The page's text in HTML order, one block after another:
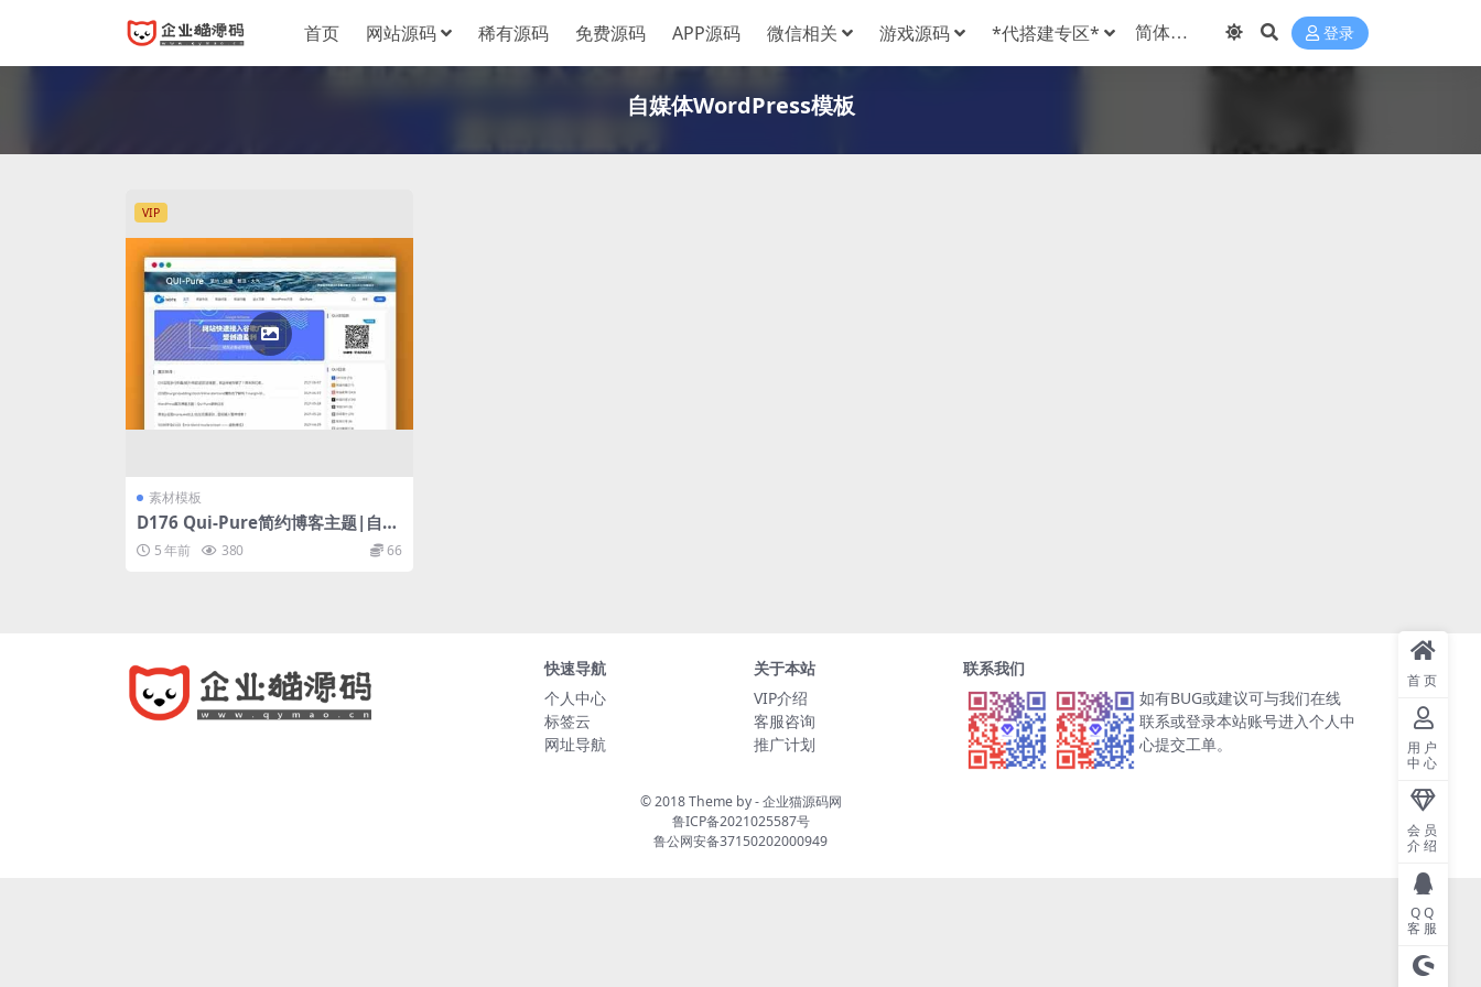
首页 网站源码 稀有源码 免费源码 APP源码 微信相关 游戏源码 *代搭建专区* 登录
自媒体WordPress模板
VIP
素材模板
D176 Qui-Pure简约博客主题|自媒
体WordPress模板
5 年前 380 66
快速导航
个人中心
标签云
网址导航
关于本站
VIP介绍
客服咨询
推广计划
联系我们
如有BUG或建议可与我们在线
联系或登录本站账号进入个人中
心提交工单。
© 2018 Theme by -企业猫源码网
鲁ICP备2021025587号
鲁公网安备37150202000949
首页
用户
中心
会员
介绍
QQ
客服